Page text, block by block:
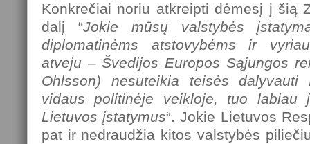
Konkrečiai noriu atkreipti dėmesį į šią
dalį “Jokie mūsų valstybės
diplomatinėms atstovybėms ir
atveju – Švedijos Europos Sąjungos
Ohlsson) nesuteikia teisės dalyvauti
vidaus politinėje veikloje, tuo labiau
Lietuvos įstatymus“. Jokie Lietuvos
pat ir nedraudžia kitos valstybės